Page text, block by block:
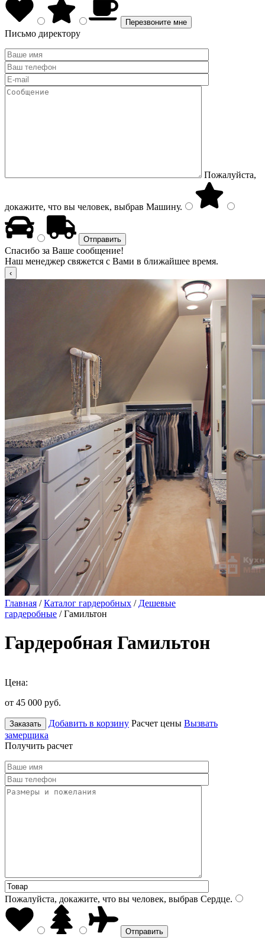
Письмо директору
Пожалуйста,
докажите, что вы человек, выбрав Машину.
Спасибо за Ваше сообщение!
Наш менеджер свяжется с Вами в ближайшее время.
Главная /Каталог гардеробных / Дешевые
гардеробные / Гамильтон
Гардеробная Гамильтон
Цена:
от 45 000 руб.
Заказать Добавить в корзину Расчет цены Вызвать
замерщика
Получить расчет
Пожалуйста, докажите, что вы человек, выбрав Сердце.